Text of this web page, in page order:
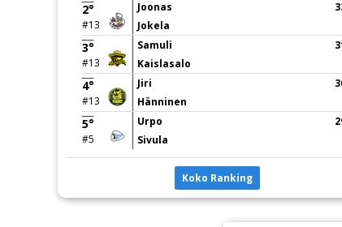
2°
#13
Joonas
Jokela
3°
#13
Samuli
Kaislasalo
4°
#13
Jiri
Hänninen
5°
#5
Urpo
Sivula
Koko Ranking